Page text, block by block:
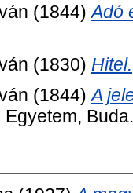
(1844)Adó
(1830) Hitel.
(1844)A
Buda.